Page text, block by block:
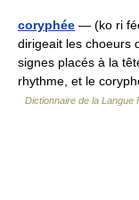
coryphée — (ko ri
dirigeait les choeurs
signes placés à la
rhythme, et le
Dictionnaire de la Langue